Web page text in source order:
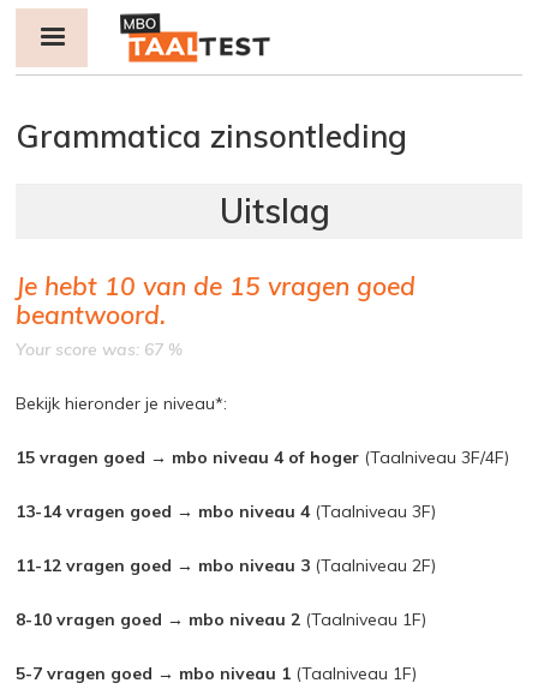
Grammatica zinsontleding
Je hebt 10 van de 15 vragen goed
beantwoord.
Your score was: 67 %
Bekijk hieronder je niveau*:
15 vragen goed → mbo niveau 4 of hoger (Taalniveau 3F/4F)
13-14 vragen goed → mbo niveau 4 (Taalniveau 3F)
11-12 vragen goed → mbo niveau 3 (Taalniveau 2F)
8-10 vragen goed → mbo niveau 2 (Taalniveau 1F)
5-7 vragen goed → mbo niveau 1 (Taalniveau 1F)